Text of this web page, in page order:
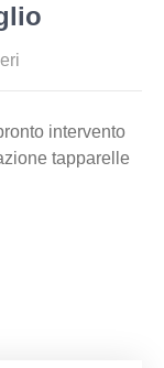
intervento
tapparelle